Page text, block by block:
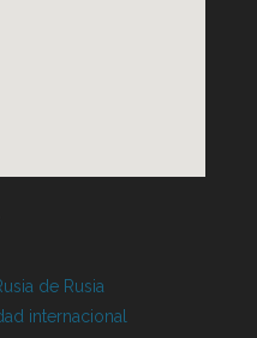
de Rusia
internacional